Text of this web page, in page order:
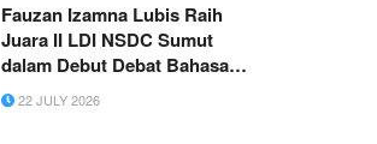
Fauzan Izamna Lubis Raih
Juara II LDI NSDC Sumut
dalam Debut Debat Bahasa
Inggris
22 JULY 2026